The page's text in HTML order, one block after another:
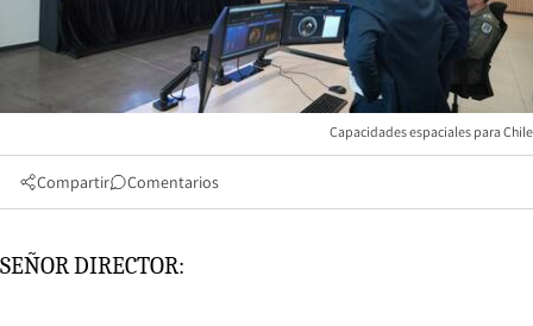
Capacidades espaciales para Chile
Compartir Comentarios
SEÑOR DIRECTOR: